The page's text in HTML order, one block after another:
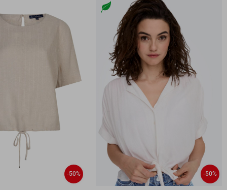
-50% -50%